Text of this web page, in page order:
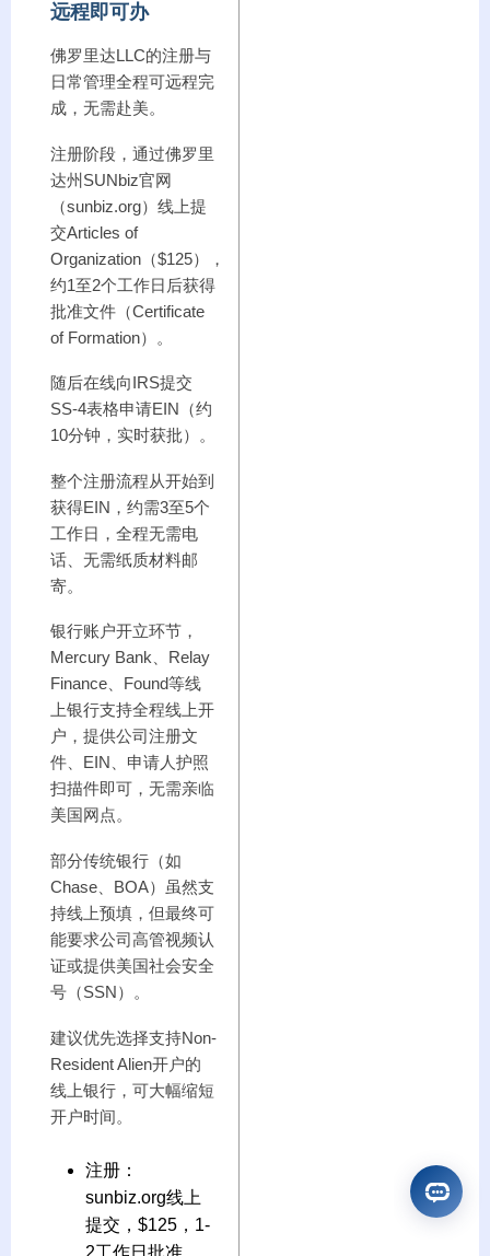
远程即可办
佛罗里达LLC的注册与
日常管理全程可远程完
成，无需赴美。
注册阶段，通过佛罗里
达州SUNbiz官网
（sunbiz.org）线上提
交Articles of
Organization（$125），
约1至2个工作日后获得
批准文件（Certificate
of Formation）。
随后在线向IRS提交
SS-4表格申请EIN（约
10分钟，实时获批）。
整个注册流程从开始到
获得EIN，约需3至5个
工作日，全程无需电
话、无需纸质材料邮
寄。
银行账户开立环节，
Mercury Bank、Relay
Finance、Found等线
上银行支持全程线上开
户，提供公司注册文
件、EIN、申请人护照
扫描件即可，无需亲临
美国网点。
部分传统银行（如
Chase、BOA）虽然支
持线上预填，但最终可
能要求公司高管视频认
证或提供美国社会安全
号（SSN）。
建议优先选择支持Non-
Resident Alien开户的
线上银行，可大幅缩短
开户时间。
注册：
sunbiz.org线上
提交，$125，1-
2工作日批准